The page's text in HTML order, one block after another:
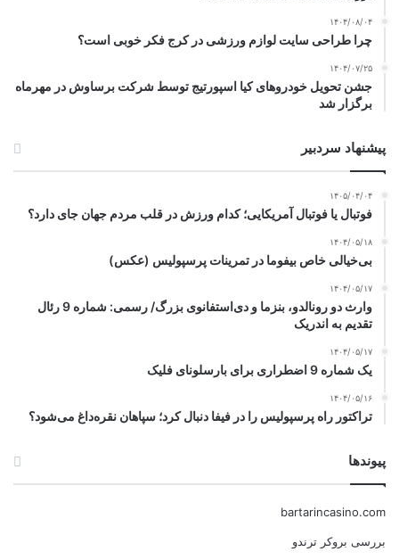
۱۴۰۴/۰۸/۰۴
چرا طراحی سایت لوازم ورزشی در کرج فکر خوبی است؟
۱۴۰۴/۰۷/۲۵
جشن تحویل خودروهای کیا اسپورتیج توسط شرکت برساوش در مهرماه
برگزار شد
پیشنهاد سردبیر
۱۴۰۵/۰۴/۰۴
فوتبال یا فوتبال آمریکایی؛ کدام ورزش در قلب مردم جهان جای دارد؟
۱۴۰۴/۰۵/۱۸
بی‌خیالی خاص بیفوما در تمرینات پرسپولیس (عکس)
۱۴۰۴/۰۵/۱۷
وارث دو رونالدو، بنزما و دی‌استفانوی بزرگ/ رسمی: شماره 9 رئال
تقدیم به اندریک
۱۴۰۴/۰۵/۱۷
یک شماره 9 اضطراری برای بارسلونای فلیک
۱۴۰۴/۰۵/۱۶
تراکتور راه پرسپولیس را در فیفا دنبال کرد؛ سپاهان نقره‌داغ می‌شود؟
پیوندها
bartarincasino.com
بررسی بروکر ترندو